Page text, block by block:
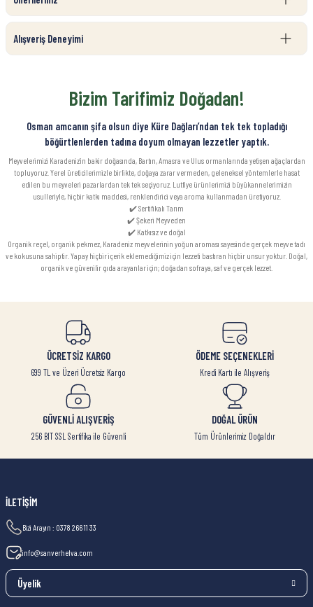
Alışveriş Deneyimi
Bizim Tarifimiz Doğadan!
Osman amcanın şifa olsun diye Küre Dağları’ndan tek tek topladığı
böğürtlenlerden tadına doyum olmayan lezzetler yaptık.
Meyvelerimizi Karadeniz’in bakir doğasında, Bartın, Amasra ve Ulus ormanlarında yetişen ağaçlardan
topluyoruz. Yerel üreticilerimizle birlikte, doğaya zarar vermeden, geleneksel yöntemlerle hasat
edilen bu meyveleri pazarlardan tek tek seçiyoruz. Lutfiye ürünlerimizi büyükannelerimizin
usulleriyle, hiçbir katkı maddesi, renklendirici veya aroma kullanmadan üretiyoruz.
✔️ Sertifikalı Tarım
✔️ Şekeri Meyveden
✔️ Katkısız ve doğal
Organik reçel, organik pekmez, Karadeniz meyvelerinin yoğun aroması sayesinde gerçek meyve tadı
ve kokusuna sahiptir. Yapay hiçbir içerik eklemediğimiz için lezzeti bastıran hiçbir unsur yoktur. Doğal,
organik ve güvenilir gıda arayanlar için; doğadan sofraya, saf ve gerçek lezzet.
ÜCRETSİZ KARGO
699 TL ve Üzeri Ücretsiz Kargo
ÖDEME SEÇENEKLERİ
Kredi Kartı ile Alışveriş
GÜVENLİ ALIŞVERİŞ
256 BIT SSL Sertifika ile Güvenli
DOĞAL ÜRÜN
Tüm Ürünlerimiz Doğaldır
İLETİŞİM
Bizi Arayın : 0378 266 11 33
info@sanverhelva.com
Üyelik